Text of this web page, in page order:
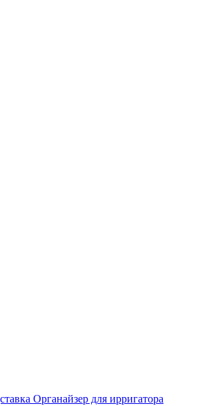
Органайзер для ирригатора